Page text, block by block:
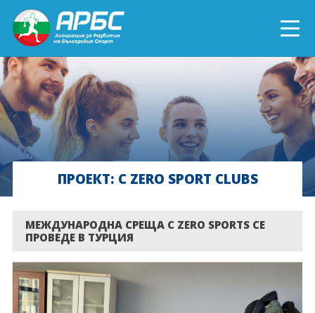
ENGLISH
СПОРТ БЛИЗО ДО ТЕБ
ТЕКУЩИ ПРОЕКТИ
ОНЛАЙН ОБУЧЕНИЯ
ПРОЕКТ: C ZERO SPORT CLUBS
МЕЖДУНАРОДНА СРЕЩА С ZERO SPORTS СЕ
ПРОВЕДЕ В ТУРЦИЯ